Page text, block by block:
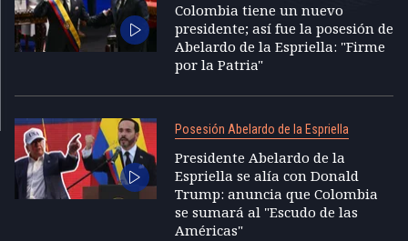
Colombia tiene un nuevo
presidente; así fue la posesión de
Abelardo de la Espriella: "Firme
por la Patria"
Posesión Abelardo de la Espriella
Presidente Abelardo de la
Espriella se alía con Donald
Trump: anuncia que Colombia
se sumará al "Escudo de las
Américas"